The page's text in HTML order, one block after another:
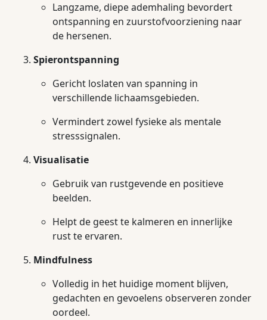
Langzame, diepe ademhaling bevordert
ontspanning en zuurstofvoorziening naar
de hersenen.
Spierontspanning
Gericht loslaten van spanning in
verschillende lichaamsgebieden.
Vermindert zowel fysieke als mentale
stresssignalen.
Visualisatie
Gebruik van rustgevende en positieve
beelden.
Helpt de geest te kalmeren en innerlijke
rust te ervaren.
Mindfulness
Volledig in het huidige moment blijven,
gedachten en gevoelens observeren zonder
oordeel.